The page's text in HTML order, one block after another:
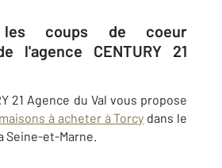
coups de coeur
l'agence CENTURY 21
21 Agence du Val vous propose
maisons à acheter à Torcy dans le
Seine-et-Marne.